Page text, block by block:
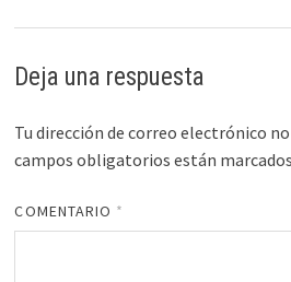
Deja una respuesta
Tu dirección de correo electrónico
campos obligatorios están
COMENTARIO *